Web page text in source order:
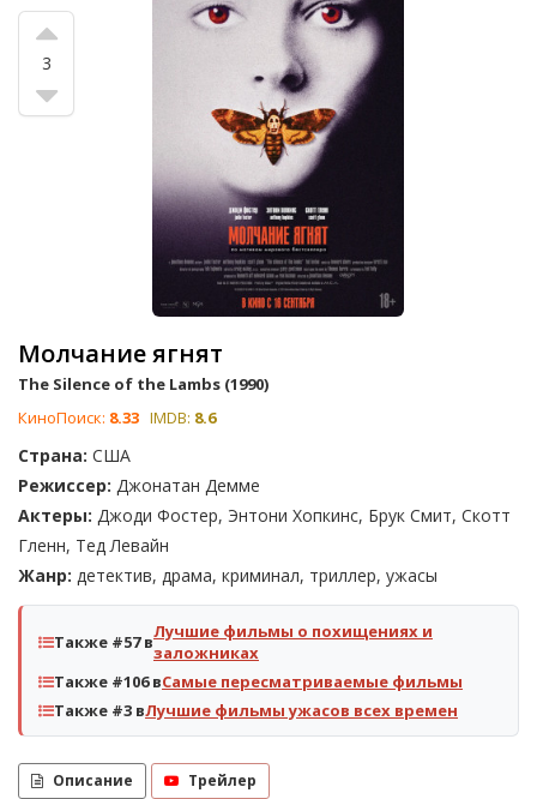
3
Молчание ягнят
The Silence of the Lambs (1990)
КиноПоиск: 8.33 IMDB: 8.6
Страна: США
Режиссер: Джонатан Демме
Актеры: Джоди Фостер, Энтони Хопкинс, Брук Смит, Скотт
Гленн, Тед Левайн
Жанр: детектив, драма, криминал, триллер, ужасы
Также #57 вЛучшие фильмы о похищениях и
заложниках
Также #106 вСамые пересматриваемые фильмы
Также #3 вЛучшие фильмы ужасов всех времен
Описание Трейлер